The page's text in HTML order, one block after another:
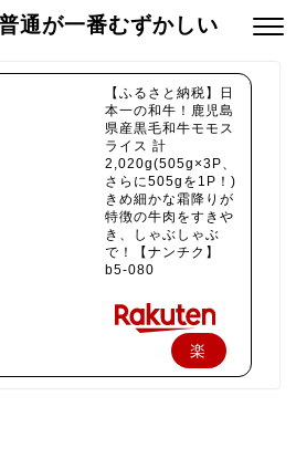
通が一番むずかしい
【ふるさと納税】日
本一の和牛！鹿児島
県産黒毛和牛モモス
ライス 計
2,020g(505g×3P、
さらに505gを1P！)
きめ細かな霜降りが
特徴の牛肉をすきや
き、しゃぶしゃぶ
で！【ナンチク】
b5-080
楽